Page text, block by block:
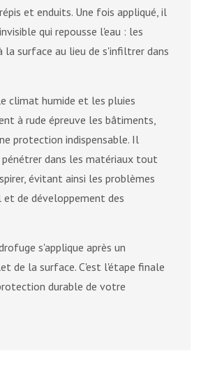
et enduits. Une fois appliqué, il
qui repousse l'eau : les
surface au lieu de s'infiltrer dans
climat humide et les pluies
à rude épreuve les bâtiments,
protection indispensable. Il
pénétrer dans les matériaux tout
évitant ainsi les problèmes
et de développement des
s'applique après un
de la surface. C'est l'étape finale
durable de votre